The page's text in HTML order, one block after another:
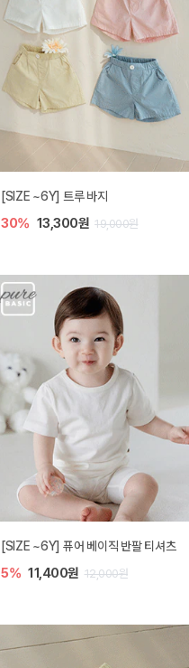
[SIZE ~6Y] 트루 바지
30% 13,300원 19,000원
[SIZE ~6Y] 퓨어 베이직 반팔 티셔츠
5% 11,400원 12,000원